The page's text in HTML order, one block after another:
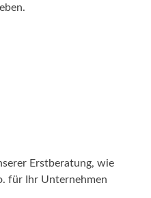
Erstberatung, wie
für Ihr Unternehmen